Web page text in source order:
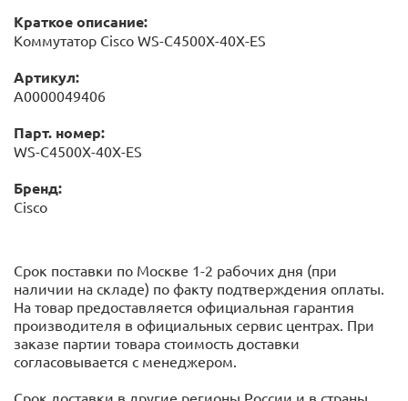
Краткое описание:
Коммутатор Cisco WS-C4500X-40X-ES
Артикул:
А0000049406
Парт. номер:
WS-C4500X-40X-ES
Бренд:
Cisco
Срок поставки по Москве 1-2 рабочих дня (при
наличии на складе) по факту подтверждения оплаты.
На товар предоставляется официальная гарантия
производителя в официальных сервис центрах. При
заказе партии товара стоимость доставки
согласовывается с менеджером.